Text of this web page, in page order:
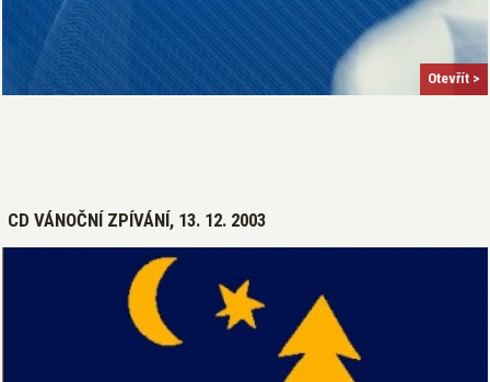
Otevřít >
CD VÁNOČNÍ ZPÍVÁNÍ, 13. 12. 2003